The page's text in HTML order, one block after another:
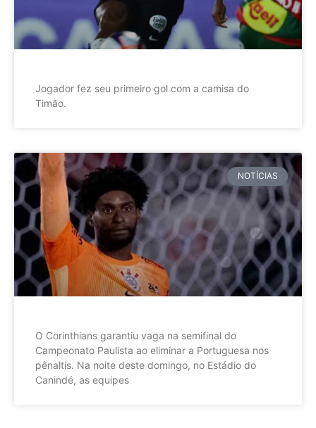
Jogador fez seu primeiro gol com a camisa do
Timão.
NOTÍCIAS
O Corinthians garantiu vaga na semifinal do
Campeonato Paulista ao eliminar a Portuguesa nos
pênaltis. Na noite deste domingo, no Estádio do
Canindé, as equipes